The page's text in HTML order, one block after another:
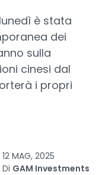
è stata
dei
sulla
cinesi dal
i propri
12 MAG, 2025
Di GAM Investments